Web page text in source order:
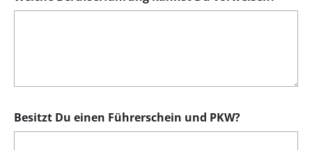
Besitzt Du einen Führerschein und PKW?